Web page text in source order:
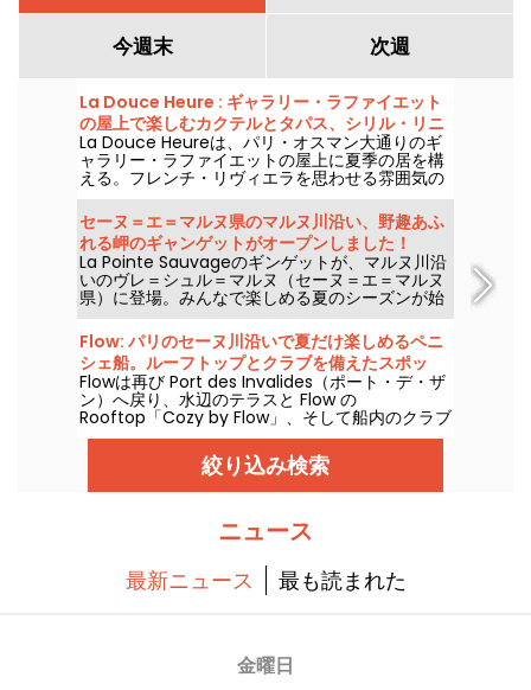
今週末 次週
La Douce Heure : ギャラリー・ラファイエット
の屋上で楽しむカクテルとタパス、シリル・リニ
ャック監修
La Douce Heureは、パリ・オスマン大通りのギ
ャラリー・ラファイエットの屋上に夏季の居を構
える。フレンチ・リヴィエラを思わせる雰囲気の
期間限定バーで、エルダーフラワーの花を使った
カクテルと、シリル・リニャックが手掛けるシェ
ア用プレートを取り揃え、2026年6月18日から8
月31日までお楽しみいただけます。
セーヌ＝エ＝マルヌ県のマルヌ川沿い、野趣あふ
れる岬のギャンゲットがオープンしました！
La Pointe Sauvageのギンゲットが、マルヌ川沿
いのヴレ＝シュル＝マルヌ（セーヌ＝エ＝マルヌ
県）に登場。みんなで楽しめる夏のシーズンが始
まる見通しです。コンサートに焼き物、クレー
プ、そして明るい雰囲気が、2026年5月6日から9
月までの予定を彩り、相性次第で「もう少し長
く」もあり得ます（天候次第）。
Flow: パリのセーヌ川沿いで夏だけ楽しめるペニ
シェ船。ルーフトップとクラブを備えたスポッ
ト。
Flowは再び Port des Invalides（ポート・デ・ザ
ン）へ戻り、水辺のテラスと Flow の
Rooftop「Cozy by Flow」、そして船内のクラブ
を備え、ストリートフードとカクテル、DJセッ
ト、セーヌ川沿いの夏の夜を彩るイベントとして
絞り込み検索
ニュース
最新ニュース 最も読まれた
金曜日